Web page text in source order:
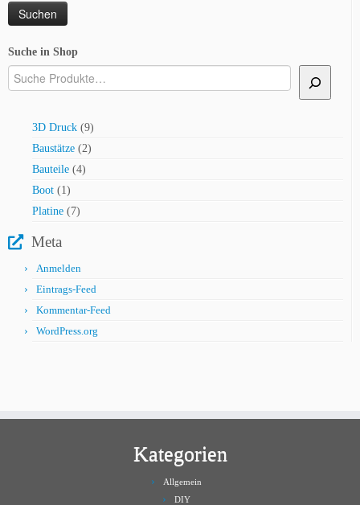
Suche in Shop
3D Druck 99
Produkte
Baustätze 22
Bauteile 44
Boot 11
Produkt
Platine 77
Meta
Anmelden
Eintrags-Feed
Kommentar-Feed
WordPress.org
Kategorien
Allgemein
DIY